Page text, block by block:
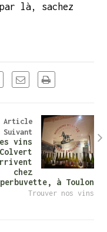
là, sachez
Article
Suivant
vins
Colvert
chez
à Toulon
Trouver nos vins